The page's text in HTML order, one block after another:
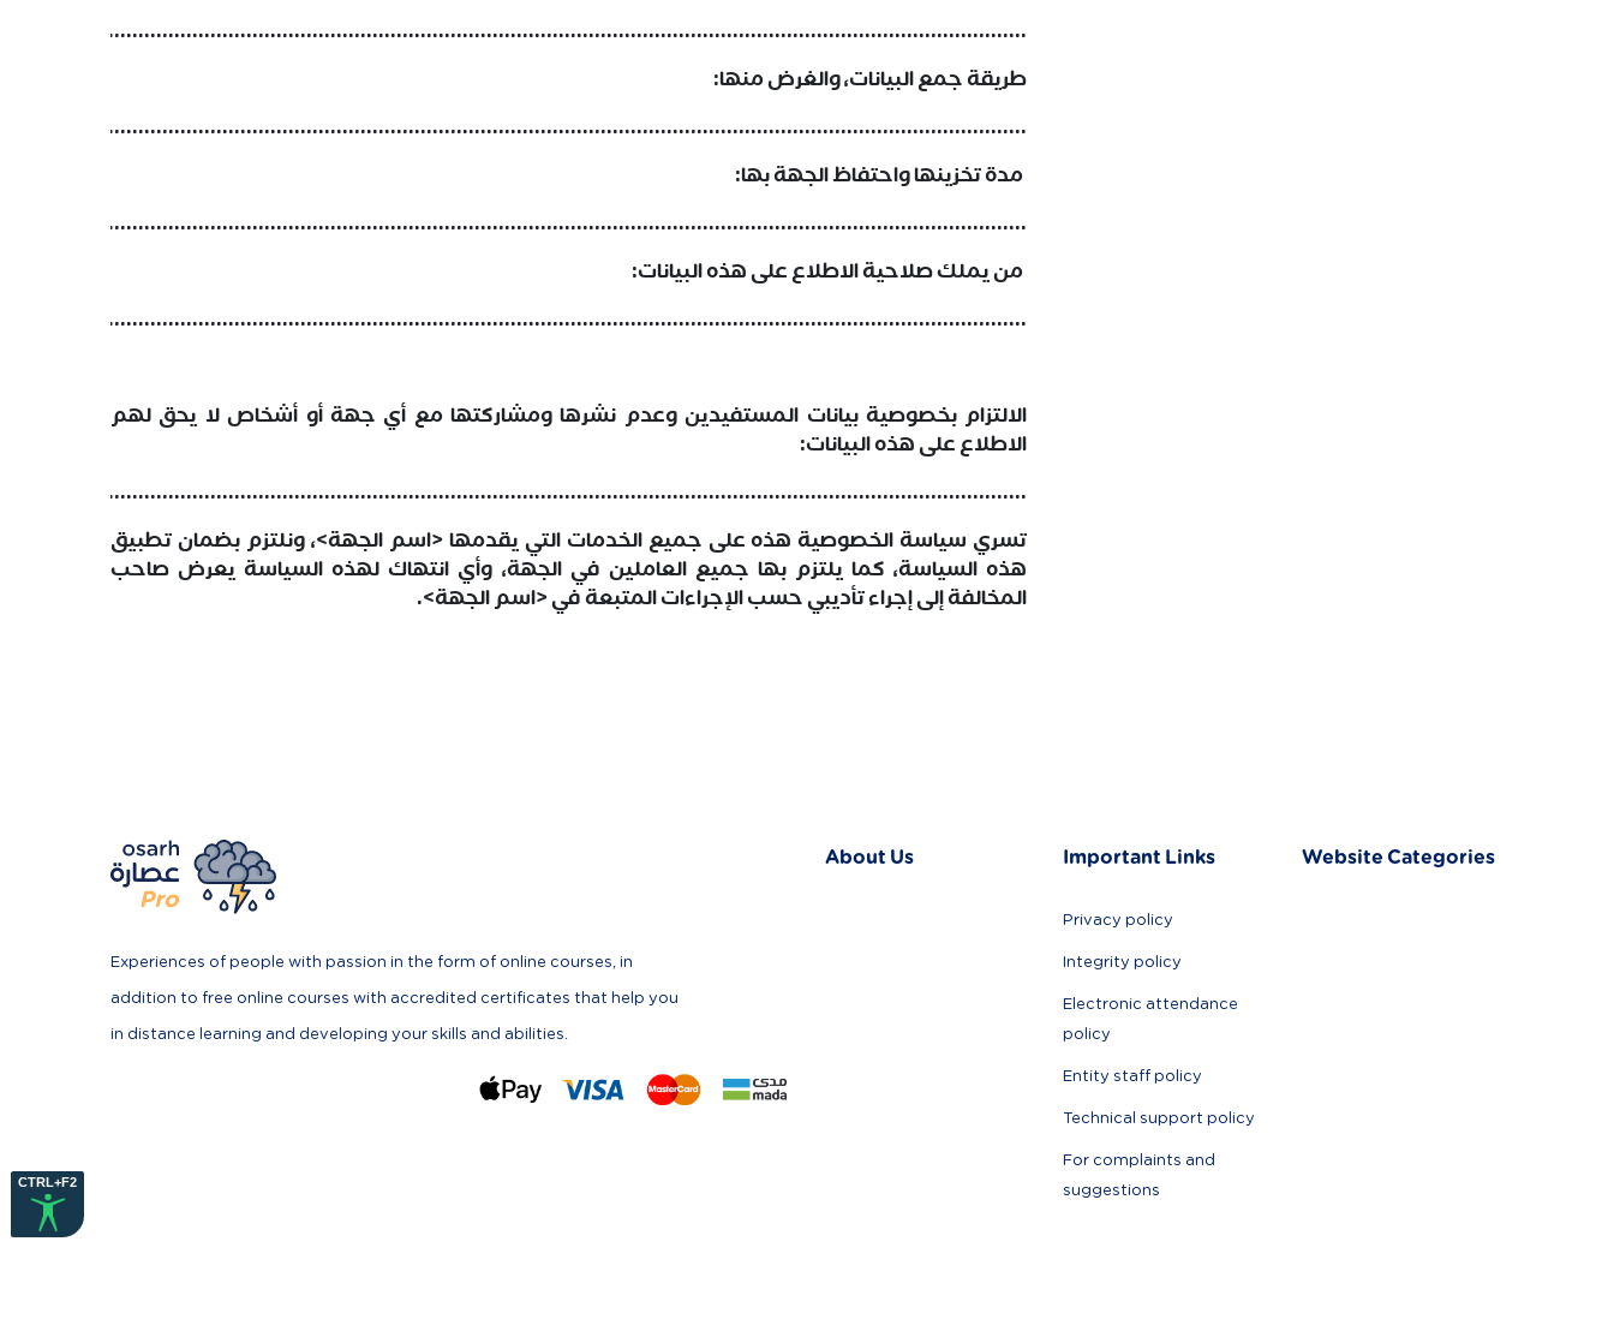
CTRL+F2
طريقة جمع البيانات، والغرض منها:
مدة تخزينها واحتفاظ الجهة بها:
من يملك صلاحية الاطلاع على هذه البيانات:
الالتزام بخصوصية بيانات المستفيدين وعدم نشرها ومشاركتها مع أي جهة أو أشخاص لا يحق لهم
الاطلاع على هذه البيانات:
تسري سياسة الخصوصية هذه على جميع الخدمات التي يقدمها <اسم الجهة>، ونلتزم بضمان تطبيق
هذه السياسة، كما يلتزم بها جميع العاملين في الجهة، وأي انتهاك لهذه السياسة يعرض صاحب
المخالفة إلى إجراء تأديبي حسب الإجراءات المتبعة في <اسم الجهة>.
Experiences of people with passion in the form of online courses, in
addition to free online courses with accredited certificates that help you
in distance learning and developing your skills and abilities.
About Us Important Links
Privacy policy
Integrity policy
Electronic attendance
policy
Entity staff policy
Technical support policy
For complaints and
suggestions
Website Categories